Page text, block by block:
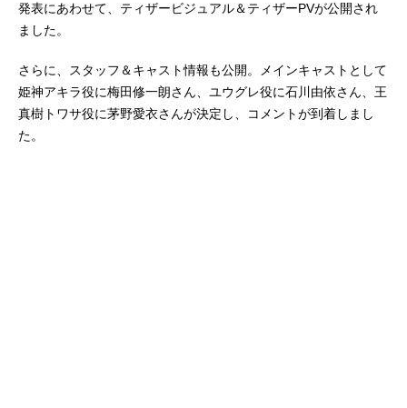
発表にあわせて、ティザービジュアル＆ティザーPVが公開され
ました。
さらに、スタッフ＆キャスト情報も公開。メインキャストとして
姫神アキラ役に梅田修一朗さん、ユウグレ役に石川由依さん、王
真樹トワサ役に茅野愛衣さんが決定し、コメントが到着しまし
た。